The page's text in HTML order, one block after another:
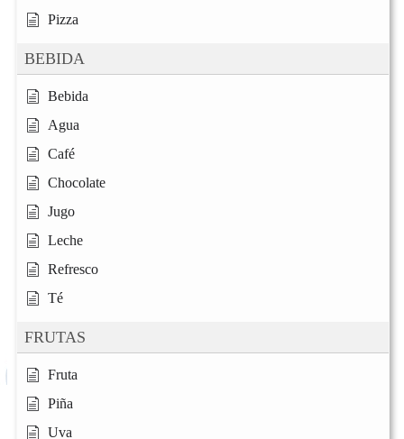
Pizza
BEBIDA
Bebida
Agua
Café
Chocolate
Jugo
Leche
Refresco
Té
FRUTAS
Fruta
Piña
Uva